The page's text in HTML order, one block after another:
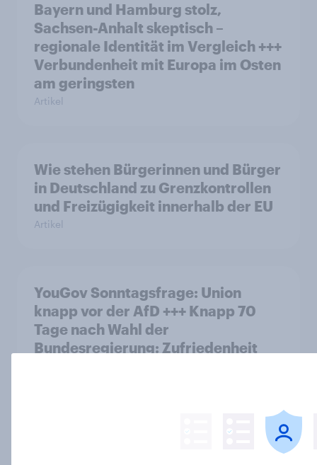
Bayern und Hamburg stolz,
Sachsen-Anhalt skeptisch –
regionale Identität im Vergleich +++
Verbundenheit mit Europa im Osten
am geringsten
Artikel
Wie stehen Bürgerinnen und Bürger
in Deutschland zu Grenzkontrollen
und Freizügigkeit innerhalb der EU
Artikel
YouGov Sonntagsfrage: Union
knapp vor der AfD +++ Knapp 70
Tage nach Wahl der
Bundesregierung: Zufriedenheit